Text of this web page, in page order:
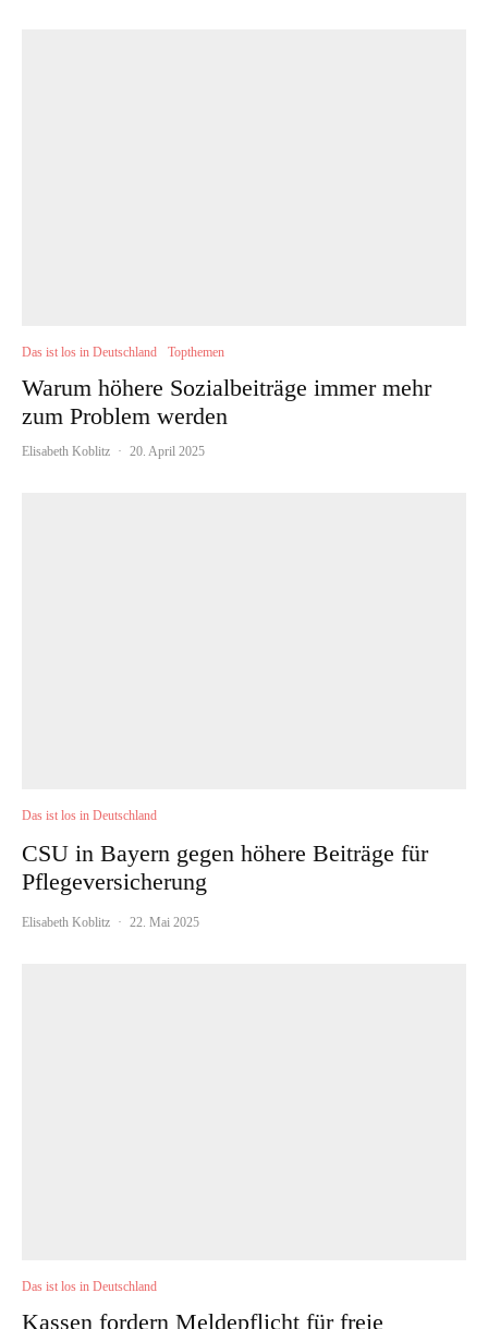
Das ist los in Deutschland Topthemen
Warum höhere Sozialbeiträge immer mehr
zum Problem werden
Elisabeth Koblitz · 20. April 2025
Das ist los in Deutschland
CSU in Bayern gegen höhere Beiträge für
Pflegeversicherung
Elisabeth Koblitz · 22. Mai 2025
Das ist los in Deutschland
Kassen fordern Meldepflicht für freie